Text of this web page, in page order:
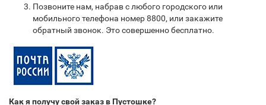
Позвоните нам, набрав с любого городского или
мобильного телефона номер 8800, или закажите
обратный звонок. Это совершенно бесплатно.
Как я получу свой заказ в Пустошке?